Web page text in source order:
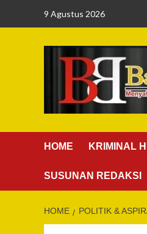
9 Agustus 2026
HOME KRIMINAL
SUSUNAN REDAKSI
HOME POLITIK &